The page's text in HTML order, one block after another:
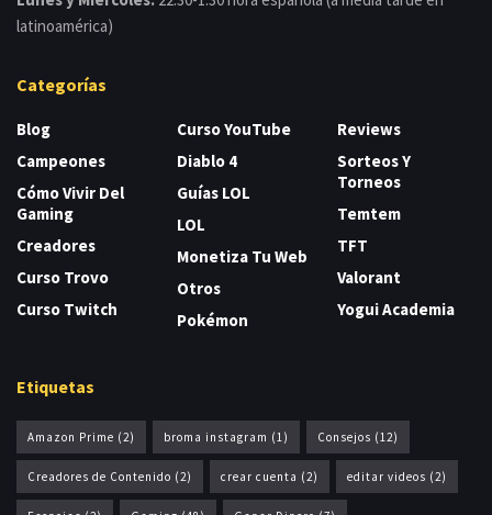
latinoamérica)
Categorías
Blog
Campeones
Cómo Vivir Del
Gaming
Creadores
Curso Trovo
Curso Twitch
Curso YouTube
Diablo 4
Guías LOL
LOL
Monetiza Tu Web
Otros
Pokémon
Reviews
Sorteos Y
Torneos
Temtem
TFT
Valorant
Yogui Academia
Etiquetas
Amazon Prime (2) broma instagram (1) Consejos (12)
Creadores de Contenido (2) crear cuenta (2) editar videos (2)